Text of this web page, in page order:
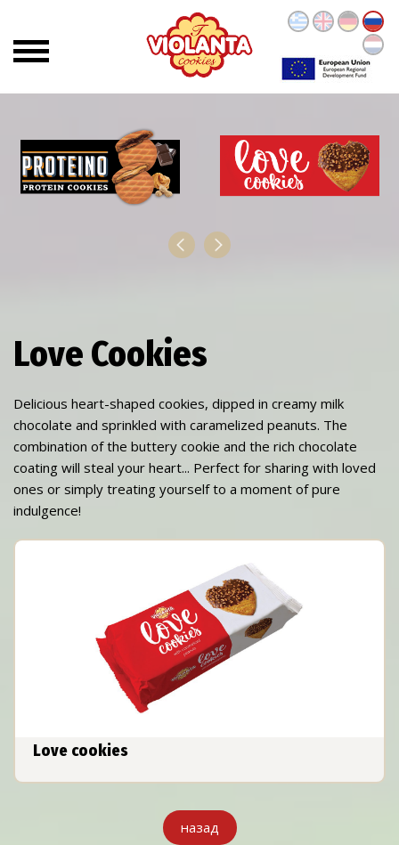
Love Cookies
Delicious heart-shaped cookies, dipped in creamy milk
chocolate and sprinkled with caramelized peanuts. The
combination of the buttery cookie and the rich chocolate
coating will steal your heart... Perfect for sharing with loved
ones or simply treating yourself to a moment of pure
indulgence!
Love cookies
назад